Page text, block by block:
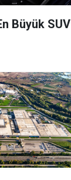
Büyük SUV